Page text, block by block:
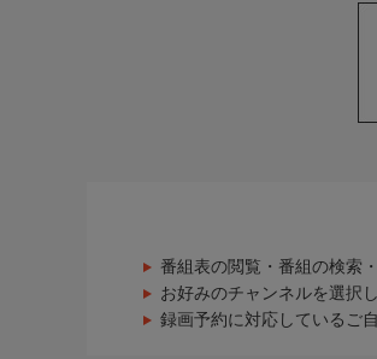
番組表の閲覧・番組の検索
お好みのチャンネルを選択
録画予約に対応しているご